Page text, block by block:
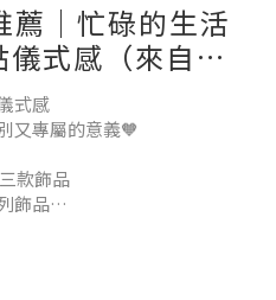
連字型都可以做選擇！有的款
的真的很重要‼️）
不用擔心難搭配，遠距離情侶
｜忙碌的生活
式感（來自
式感
又專屬的意義🧡
款飾品
飾品
字體、符號及圖案
的哦！更顯得獨一無二✨